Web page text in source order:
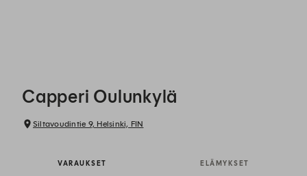
Capperi Oulunkylä
Siltavoudintie 9, Helsinki, FIN
VARAUKSET ELÄMYKSET